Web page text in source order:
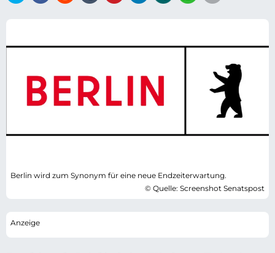
Berlin wird zum Synonym für eine neue Endzeiterwartung.
© Quelle: Screenshot Senatspost